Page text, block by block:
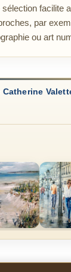
facilite
par
ou art
Catherine